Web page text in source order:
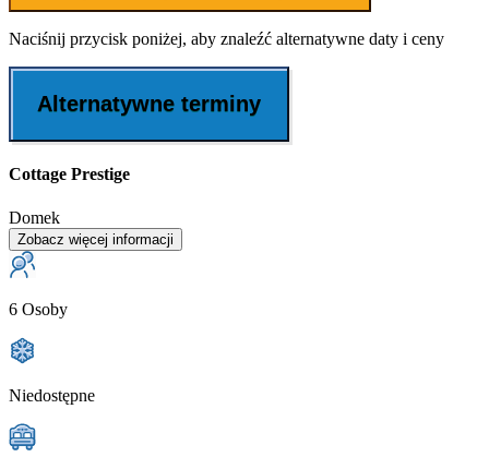
Naciśnij przycisk poniżej, aby znaleźć alternatywne daty i ceny
Alternatywne terminy
Cottage Prestige
Domek
Zobacz więcej informacji
6 Osoby
Niedostępne